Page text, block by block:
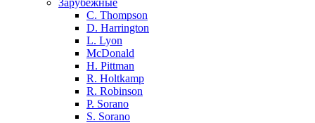
Зарубежные
C. Thompson
D. Harrington
L. Lyon
McDonald
H. Pittman
R. Holtkamp
R. Robinson
P. Sorano
S. Sorano